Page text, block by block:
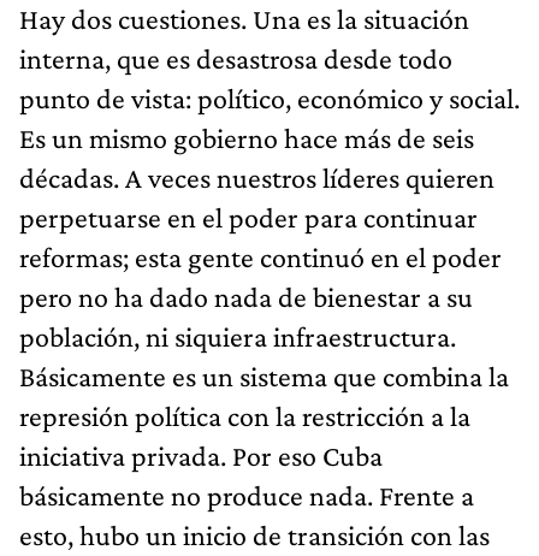
Hay dos cuestiones. Una es la situación
interna, que es desastrosa desde todo
punto de vista: político, económico y social.
Es un mismo gobierno hace más de seis
décadas. A veces nuestros líderes quieren
perpetuarse en el poder para continuar
reformas; esta gente continuó en el poder
pero no ha dado nada de bienestar a su
población, ni siquiera infraestructura.
Básicamente es un sistema que combina la
represión política con la restricción a la
iniciativa privada. Por eso Cuba
básicamente no produce nada. Frente a
esto, hubo un inicio de transición con las